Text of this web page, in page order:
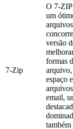
7-Zip
O 7-ZIP
um
versão
formas
arquivo,
espaço
email,